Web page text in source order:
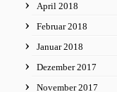
April 2018
Februar 2018
Januar 2018
Dezember 2017
November 2017